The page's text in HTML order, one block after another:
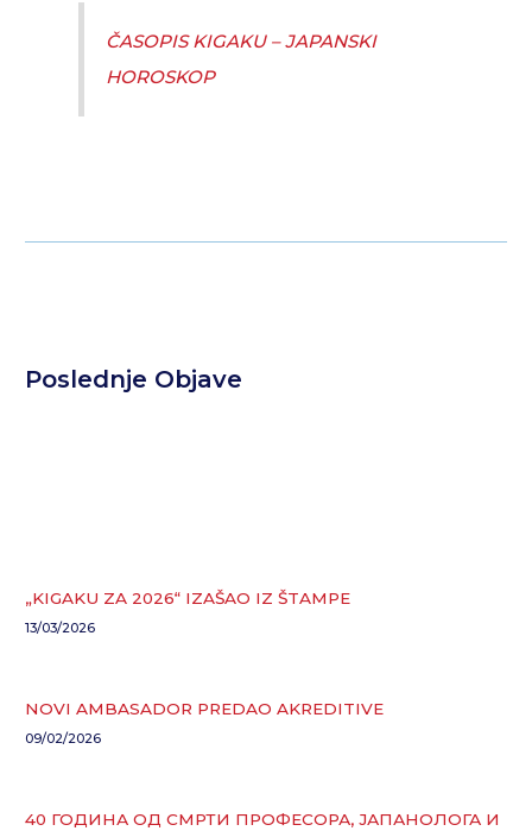
ČASOPIS KIGAKU – JAPANSKI
HOROSKOP
Poslednje Objave
„KIGAKU ZA 2026“ IZAŠAO IZ ŠTAMPE
13/03/2026
NOVI AMBASADOR PREDAO AKREDITIVE
09/02/2026
40 ГОДИНА ОД СМРТИ ПРОФЕСОРА, ЈАПАНОЛОГА И